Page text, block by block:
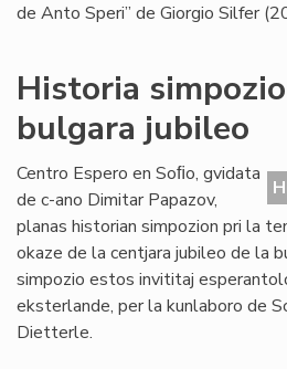
de Anto Speri” de Giorgio Silfer
Historia
bulgara jubileo
Centro Espero en Soﬁo, gvidata
de c-ano Dimitar Papazov,
planas historian simpozion pri la
okaze de la centjara jubileo de la
simpozio estos invititaj
eksterlande, per la kunlaboro de
Dietterle.